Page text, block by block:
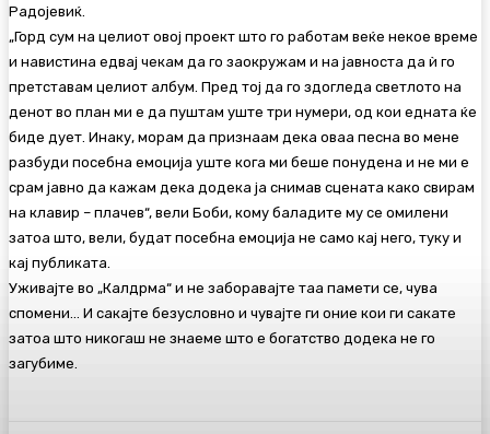
Радојевиќ.
„Горд сум на целиот овој проект што го работам веќе некое време
и навистина едвај чекам да го заокружам и на јавноста да ѝ го
претставам целиот албум. Пред тој да го здогледа светлото на
денот во план ми е да пуштам уште три нумери, од кои едната ќе
биде дует. Инаку, морам да признаам дека оваа песна во мене
разбуди посебна емоција уште кога ми беше понудена и не ми е
срам јавно да кажам дека додека ја снимав сцената како свирам
на клавир – плачев“, вели Боби, кому баладите му се омилени
затоа што, вели, будат посебна емоција не само кај него, туку и
кај публиката.
Уживајте во „Калдрма“ и не заборавајте таа памети се, чува
спомени… И сакајте безусловно и чувајте ги оние кои ги сакате
затоа што никогаш не знаеме што е богатство додека не го
загубиме.